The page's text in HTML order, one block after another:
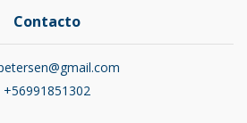
Contacto
+56991851302